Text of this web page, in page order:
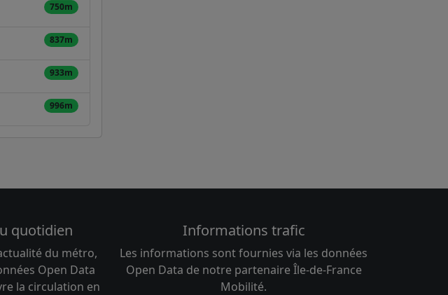
750m
837m
933m
996m
quotidien
du métro,
Open Data
la circulation en
Informations trafic
Les informations sont fournies via les données
Open Data de notre partenaire Île-de-France
Mobilité.